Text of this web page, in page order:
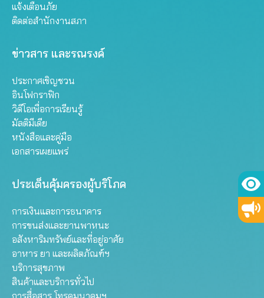
แจ้งเตือนภัย
ติดต่อสำนักงานสภา
ข่าวสาร และรณรงค์
ประกาศเชิญชวน
อินโฟกราฟิก
วิดีโอเพื่อการเรียนรู้
มัลติมีเดีย
หนังสือและคู่มือ
เอกสารเผยแพร่
ประเด็นคุ้มครองผู้บริโภค
การเงินและการธนาคาร
การขนส่งและยานพาหนะ
อสังหาริมทรัพย์และที่อยู่อาศัย
อาหาร ยา และผลิตภัณฑ์ฯ
บริการสุขภาพ
สินค้าและบริการทั่วไป